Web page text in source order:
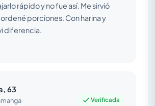
rápido y no fue así. Me sirvió
porciones. Con harina y
diferencia.
63
Verificada